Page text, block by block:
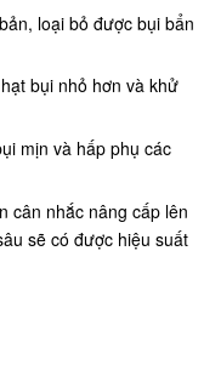
loại bỏ được bụi bẩn
bụi nhỏ hơn và khử
mịn và hấp phụ các
cân nhắc nâng cấp lên
sẽ có được hiệu suất